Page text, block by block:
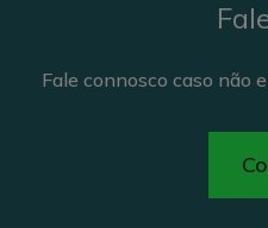
Fale connosco caso não